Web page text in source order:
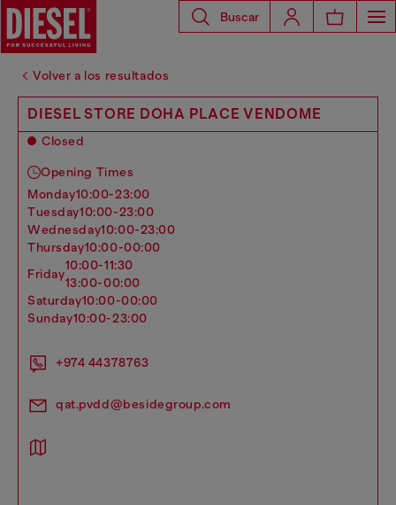
Buscar
Volver a los resultados
DIESEL STORE DOHA PLACE VENDOME
Closed
Opening Times
monday10:00-23:00
tuesday10:00-23:00
wednesday10:00-23:00
thursday10:00-00:00
friday
10:00-11:30
13:00-00:00
saturday10:00-00:00
sunday10:00-23:00
+974 44378763
qat.pvdd@besidegroup.com